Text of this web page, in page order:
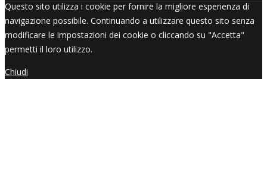
Questo sito utilizza i cookie per fornire la migliore esperienza di
navigazione possibile. Continuando a utilizzare questo sito senza
modificare le impostazioni dei cookie o cliccando su "Accetta"
permetti il loro utilizzo.
Chiudi